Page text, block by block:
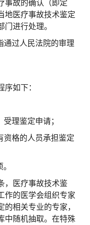
事故的确认（即定
地医疗事故技术鉴定
进行处理。
通过人民法院的审理
如下：
理鉴定申请；
资格的人员承担鉴定
，医疗事故技术鉴
作的医学会组织专家
相关专业的专家，
中随机抽取。在特殊